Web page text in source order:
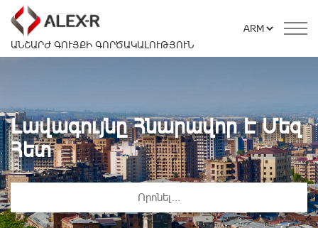
ԱՆՇԱՐԺ ԳՈՒՅՔԻ ԳՈՐԾԱԿԱԼՈՒԹՅՈՒՆ
Լավագույնը Հնարավոր Է Մեզ
Հետ